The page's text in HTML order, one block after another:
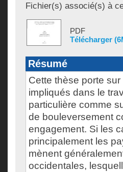
Fichier(s) associé(s) à
PDF
Télécharger
Résumé
Cette thèse porte
impliqués dans le
particulière comme
de bouleversement
engagement. Si les
principalement les
mènent
occidentales,